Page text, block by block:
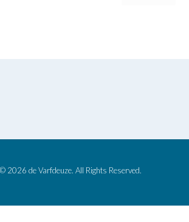
2026 de Varfdeuze. All Rights Reserved.